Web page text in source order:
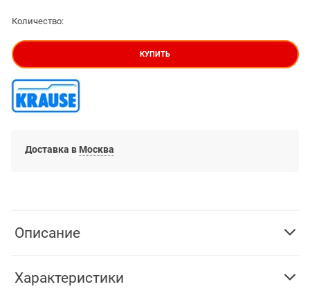
Количество:
КУПИТЬ
Доставка в Москва
Описание
Характеристики